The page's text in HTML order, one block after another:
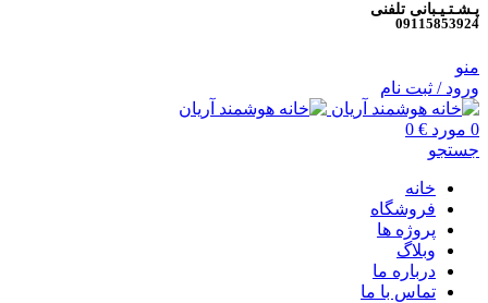
پـشـتـیـبانی تلفنی
09115853924
منو
ورود / ثبت نام
0 مورد 0 €
جستجو
خانه
فروشگاه
پروژه ها
وبلاگ
درباره ما
تماس با ما